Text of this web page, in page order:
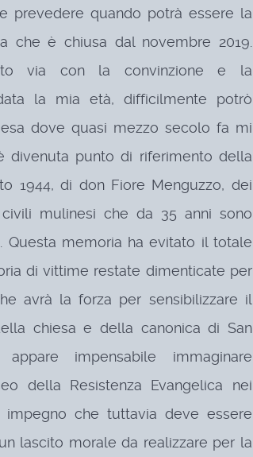
prevedere quando potrà essere la
che è chiusa dal novembre 2019.
via con la convinzione e la
la mia età, difficilmente potrò
dove quasi mezzo secolo fa mi
divenuta punto di riferimento della
1944, di don Fiore Menguzzo, dei
mulinesi che da 35 anni sono
Questa memoria ha evitato il totale
di vittime restate dimenticate per
avrà la forza per sensibilizzare il
chiesa e della canonica di San
impensabile immaginare
della Resistenza Evangelica nei
impegno che tuttavia deve essere
lascito morale da realizzare per la